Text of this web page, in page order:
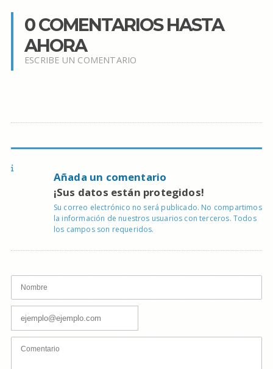
0 COMENTARIOS HASTA
AHORA
ESCRIBE UN COMENTARIO
Añada un comentario
¡Sus datos están protegidos!
Su correo electrónico no será publicado. No compartimos
la información de nuestros usuarios con terceros. Todos
los campos son requeridos.